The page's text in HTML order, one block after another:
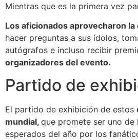
Mientras que es la primera vez
Los aficionados aprovecharon
hacer preguntas a sus ídolos,
autógrafos e incluso recibir
organizadores del evento.
Partido de
El partido de exhibición de estos
mundial, que promete ser uno de
esperados del año por los